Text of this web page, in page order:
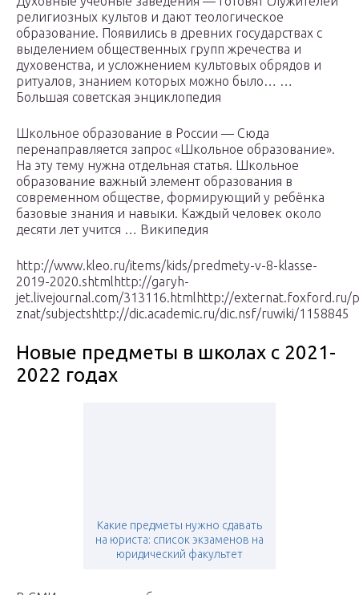
религиозных культов и дают теологическое
образование. Появились в древних государствах с
выделением общественных групп жречества и
духовенства, и усложнением культовых обрядов и
ритуалов, знанием которых можно было… …
Большая советская энциклопедия
Школьное образование в России — Сюда
перенаправляется запрос «Школьное образование».
На эту тему нужна отдельная статья. Школьное
образование важный элемент образования в
современном обществе, формирующий у ребёнка
базовые знания и навыки. Каждый человек около
десяти лет учится … Википедия
http://www.kleo.ru/items/kids/predmety-v-8-klasse-
2019-2020.shtmlhttp://garyh-
jet.livejournal.com/313116.htmlhttp://externat.foxford.ru/
znat/subjectshttp://dic.academic.ru/dic.nsf/ruwiki/1158845
Новые предметы в школах с 2021-
2022 годах
Какие предметы нужно сдавать
на юриста: список экзаменов на
юридический факультет